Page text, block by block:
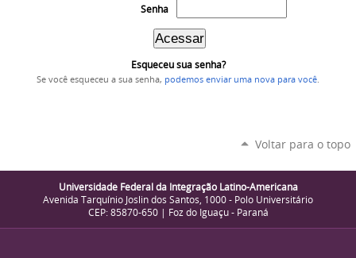
Senha
Esqueceu sua senha?
Se você esqueceu a sua senha, podemos enviar uma nova para você.
Voltar para o topo
Universidade Federal da Integração Latino-Americana
Avenida Tarquínio Joslin dos Santos, 1000 - Polo Universitário
CEP: 85870-650 | Foz do Iguaçu - Paraná